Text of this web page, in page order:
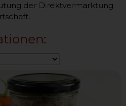
der Direktvermarktung